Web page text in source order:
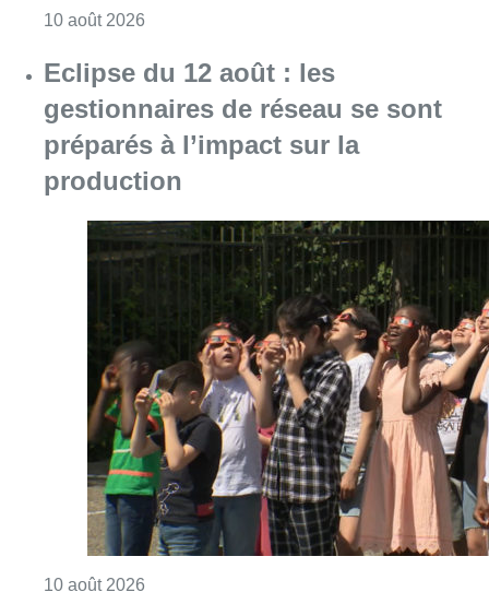
10 août 2026 Consulter l'article "Eclipse du 12 août : les
Explosion devant une habitation à
Evere: aucun blessé à déplorer